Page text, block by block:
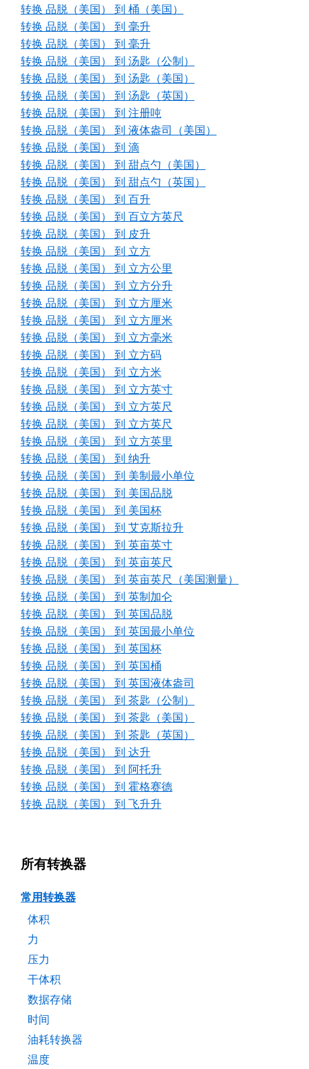
转换 品脱（美国） 到 桶（美国）
转换 品脱（美国） 到 毫升
转换 品脱（美国） 到 毫升
转换 品脱（美国） 到 汤匙（公制）
转换 品脱（美国） 到 汤匙（美国）
转换 品脱（美国） 到 汤匙（英国）
转换 品脱（美国） 到 注册吨
转换 品脱（美国） 到 液体盎司（美国）
转换 品脱（美国） 到 滴
转换 品脱（美国） 到 甜点勺（美国）
转换 品脱（美国） 到 甜点勺（英国）
转换 品脱（美国） 到 百升
转换 品脱（美国） 到 百立方英尺
转换 品脱（美国） 到 皮升
转换 品脱（美国） 到 立方
转换 品脱（美国） 到 立方公里
转换 品脱（美国） 到 立方分升
转换 品脱（美国） 到 立方厘米
转换 品脱（美国） 到 立方厘米
转换 品脱（美国） 到 立方毫米
转换 品脱（美国） 到 立方码
转换 品脱（美国） 到 立方米
转换 品脱（美国） 到 立方英寸
转换 品脱（美国） 到 立方英尺
转换 品脱（美国） 到 立方英尺
转换 品脱（美国） 到 立方英里
转换 品脱（美国） 到 纳升
转换 品脱（美国） 到 美制最小单位
转换 品脱（美国） 到 美国品脱
转换 品脱（美国） 到 美国杯
转换 品脱（美国） 到 艾克斯拉升
转换 品脱（美国） 到 英亩英寸
转换 品脱（美国） 到 英亩英尺
转换 品脱（美国） 到 英亩英尺（美国测量）
转换 品脱（美国） 到 英制加仑
转换 品脱（美国） 到 英国品脱
转换 品脱（美国） 到 英国最小单位
转换 品脱（美国） 到 英国杯
转换 品脱（美国） 到 英国桶
转换 品脱（美国） 到 英国液体盎司
转换 品脱（美国） 到 茶匙（公制）
转换 品脱（美国） 到 茶匙（美国）
转换 品脱（美国） 到 茶匙（英国）
转换 品脱（美国） 到 达升
转换 品脱（美国） 到 阿托升
转换 品脱（美国） 到 霍格赛德
转换 品脱（美国） 到 飞升升
所有转换器
常用转换器
体积
力
压力
干体积
数据存储
时间
油耗转换器
温度